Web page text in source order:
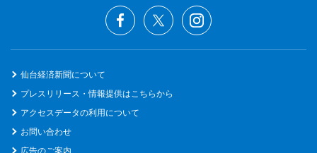
仙台経済新聞について
プレスリリース・情報提供はこちらから
アクセスデータの利用について
お問い合わせ
広告のご案内